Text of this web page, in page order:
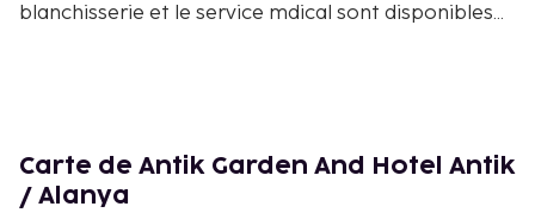
blanchisserie et le service mdical sont disponibles
piscine. Des boissons fraches peuvent tre prises
directement au bar de la piscine. Repas:Petit-
djeuner (de 07:00 - 09:00 h) sous forme de buffet. La
Carte de Antik Garden And Hotel Antik
/ Alanya